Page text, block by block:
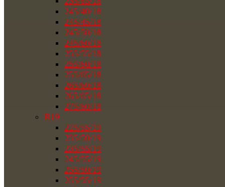
245/40/18
245/45/18
245/50/18
245/60/18
255/55/18
255/60/18
255/65/18
265/60/18
265/65/18
275/60/18
R19
225/55/19
235/50/19
235/55/19
245/55/19
255/50/19
255/55/19